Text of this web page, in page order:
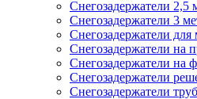
Снегозадержатели 2,5
Снегозадержатели 3
Снегозадержатели
Снегозадержатели на
Снегозадержатели на
Снегозадержатели
Снегозадержатели